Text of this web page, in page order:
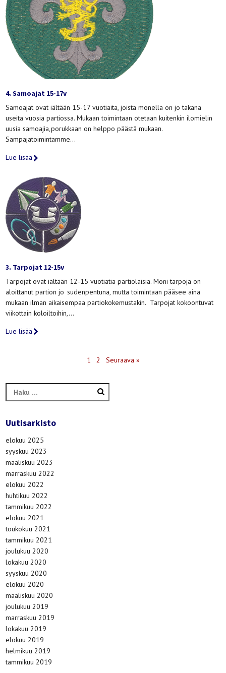
4. Samoajat 15-17v
Samoajat ovat iältään 15-17 vuotiaita, joista monella on jo takana
useita vuosia partiossa. Mukaan toimintaan otetaan kuitenkin ilomielin
uusia samoajia, porukkaan on helppo päästä mukaan.
Sampajatoimintamme…
Lue lisää
3. Tarpojat 12-15v
Tarpojat ovat iältään 12-15 vuotiatia partiolaisia. Moni tarpoja on
aloittanut partion jo sudenpentuna, mutta toimintaan pääsee aina
mukaan ilman aikaisempaa partiokokemustakin. Tarpojat kokoontuvat
viikottain koloiltoihin,…
Lue lisää
1 2 Seuraava »
Haku:
Uutisarkisto
elokuu 2025
syyskuu 2023
maaliskuu 2023
marraskuu 2022
elokuu 2022
huhtikuu 2022
tammikuu 2022
elokuu 2021
toukokuu 2021
tammikuu 2021
joulukuu 2020
lokakuu 2020
syyskuu 2020
elokuu 2020
maaliskuu 2020
joulukuu 2019
marraskuu 2019
lokakuu 2019
elokuu 2019
helmikuu 2019
tammikuu 2019